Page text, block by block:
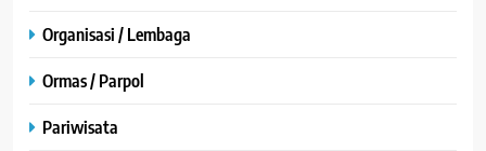
Organisasi / Lembaga
Ormas / Parpol
Pariwisata